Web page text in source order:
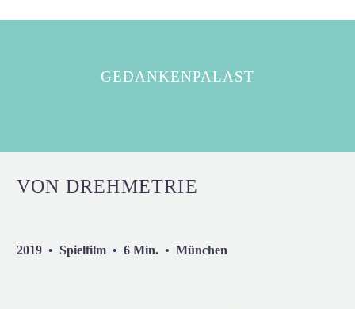
GEDANKENPALAST
VON DREHMETRIE
2019 • Spielfilm • 6 Min. • München